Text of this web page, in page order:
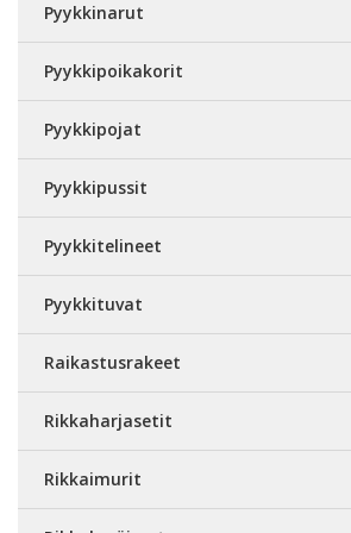
Pyykkinarut
Pyykkipoikakorit
Pyykkipojat
Pyykkipussit
Pyykkitelineet
Pyykkituvat
Raikastusrakeet
Rikkaharjasetit
Rikkaimurit